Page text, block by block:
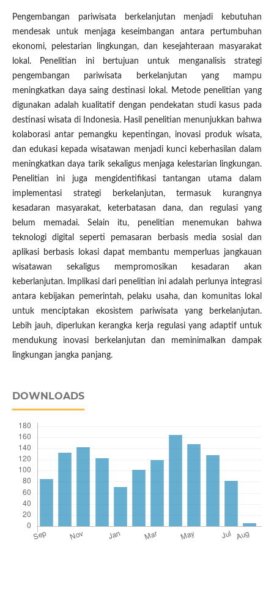
Pengembangan pariwisata berkelanjutan menjadi kebutuhan
mendesak untuk menjaga keseimbangan antara pertumbuhan
ekonomi, pelestarian lingkungan, dan kesejahteraan masyarakat
lokal. Penelitian ini bertujuan untuk menganalisis strategi
pengembangan pariwisata berkelanjutan yang mampu
meningkatkan daya saing destinasi lokal. Metode penelitian yang
digunakan adalah kualitatif dengan pendekatan studi kasus pada
destinasi wisata di Indonesia. Hasil penelitian menunjukkan bahwa
kolaborasi antar pemangku kepentingan, inovasi produk wisata,
dan edukasi kepada wisatawan menjadi kunci keberhasilan dalam
meningkatkan daya tarik sekaligus menjaga kelestarian lingkungan.
Penelitian ini juga mengidentifikasi tantangan utama dalam
implementasi strategi berkelanjutan, termasuk kurangnya
kesadaran masyarakat, keterbatasan dana, dan regulasi yang
belum memadai. Selain itu, penelitian menemukan bahwa
teknologi digital seperti pemasaran berbasis media sosial dan
aplikasi berbasis lokasi dapat membantu memperluas jangkauan
wisatawan sekaligus mempromosikan kesadaran akan
keberlanjutan. Implikasi dari penelitian ini adalah perlunya integrasi
antara kebijakan pemerintah, pelaku usaha, dan komunitas lokal
untuk menciptakan ekosistem pariwisata yang berkelanjutan.
Lebih jauh, diperlukan kerangka kerja regulasi yang adaptif untuk
mendukung inovasi berkelanjutan dan meminimalkan dampak
lingkungan jangka panjang.
DOWNLOADS